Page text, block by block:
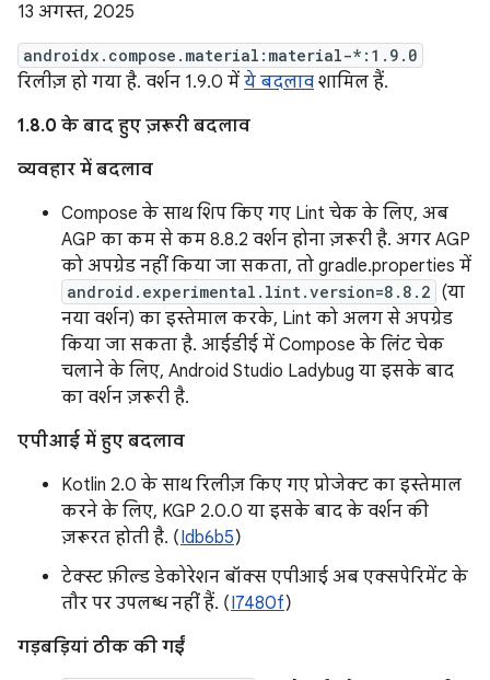
13 अगस्त, 2025
androidx.compose.material:material-*:1.9.0
रिलीज़ हो गया है. वर्शन 1.9.0 में ये बदलाव शामिल हैं.
1.8.0 के बाद हुए ज़रूरी बदलाव
व्यवहार में बदलाव
Compose के साथ शिप किए गए Lint चेक के लिए, अब
AGP का कम से कम 8.8.2 वर्शन होना ज़रूरी है. अगर AGP
को अपग्रेड नहीं किया जा सकता, तो gradle.properties में
android.experimental.lint.version=8.8.2 (या
नया वर्शन) का इस्तेमाल करके, Lint को अलग से अपग्रेड
किया जा सकता है. आईडीई में Compose के लिंट चेक
चलाने के लिए, Android Studio Ladybug या इसके बाद
का वर्शन ज़रूरी है.
एपीआई में हुए बदलाव
Kotlin 2.0 के साथ रिलीज़ किए गए प्रोजेक्ट का इस्तेमाल
करने के लिए, KGP 2.0.0 या इसके बाद के वर्शन की
ज़रूरत होती है. (Idb6b5)
टेक्स्ट फ़ील्ड डेकोरेशन बॉक्स एपीआई अब एक्सपेरिमेंट के
तौर पर उपलब्ध नहीं हैं. (I7480f)
गड़बड़ियां ठीक की गईं